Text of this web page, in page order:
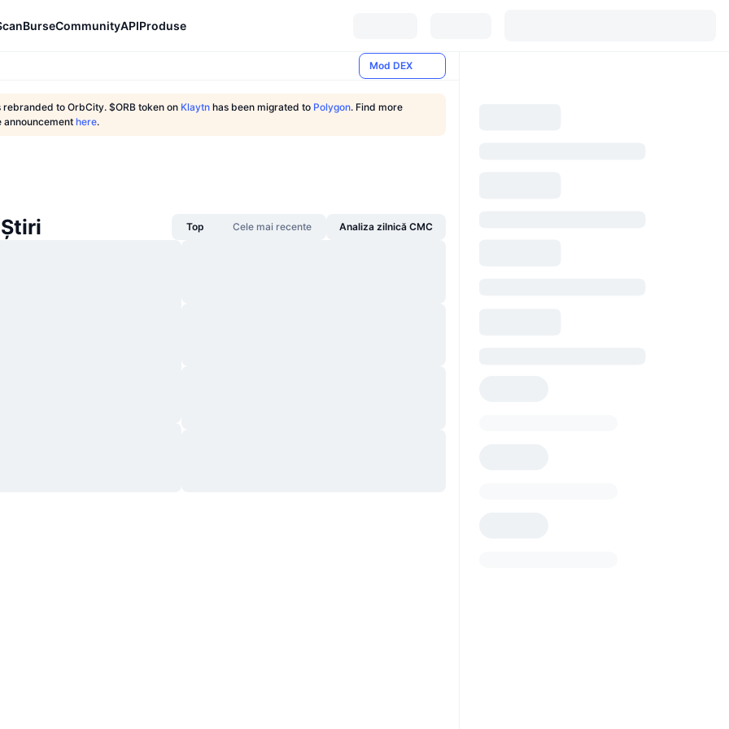
BurseCommunityAPIProduse
Mod DEX
rebranded to OrbCity. $ORB token on Klaytn has been migrated to Polygon. Find more
announcement here.
Top Cele mai recente Analiza zilnică CMC